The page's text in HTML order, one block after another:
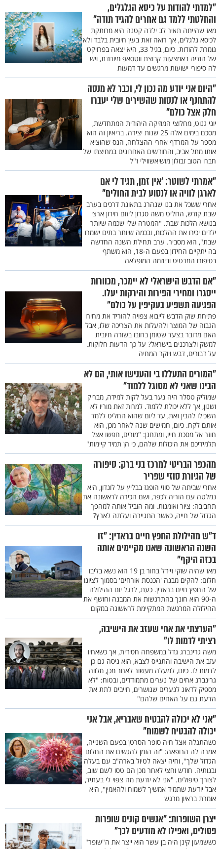
"למדתי להודות על כיסא הגלגלים,
והחלטתי ללמד גם אחרים להגיד תודה"
מאז שהייתה תאיר לב ילדה קטנה היא מרותקת
לכיסא גלגלים, אך רואה זאת בעין חיובית בלבד ולא
גומרת להודות. כיום, בגיל 33, היא יצאה בפרויקט
של הודיה באמצעות קבוצת ווטסאפ מיוחדת, ויש
לה סיפורי ישועות מרגשים עד דמעות
"היום אני יודע מה נכון לי, וכבר לא מנסה
להתחנף או לנסות שהשירים שלי יעברו
חלק אצל כולם"
יוני גנוט, מחלוצי המוזיקה היהודית המתחדשת,
מסכם בימים אלה 25 שנות יצירה. בריאיון זה הוא
מספר על המרדף אחרי ההצלחה, הנס שהוציא
אותו מתל אביב, והחודשים האחרונים במחיצתו של
חברו הטוב זבולון מושיאשווילי ז"ל
"אמרתי לשוטר: 'אין זמן, תגיד לי אם
לארגן לוויה או לנסוע לבית החולים"
אחרי ששכל את בנו שנהרג בתאונת דרכים בערב
שבת קודש, החליט משה סגרון ליזום חידון ארצי
בנושא הלכות שבת. "המטרה שלי שכמה שיותר
ילדים יכירו את ההלכות, ובכמה שיותר בתים ישמרו
שבת", הוא מסביר. ערב תחילת השנה החדשה
בה יתקיים החידון בפעם ה-18, הוא משתף
בסיפורו המרטיט וביוזמה המופלאה
"אם הדבש הישראלי לא יימכר, מכוורות
ייסגרו ומחירי הפירות והירקות יעלו.
הפגיעה תשפיע בעקיפין על כולם"
פתיחת שוק הדבש לייבוא צפויה להוריד את מחירו
הגבוה של המוצר ולהעלות את הצריכה שלו, אבל
האם מדובר בצעד שטומן בחובו בשורה חיובית
למשק ולצרכנים בישראל? על כך הדעות חלוקות.
על דבורים, דבש ויוקר המחיה
"המורים התעללו בי והענישו אותי, הם לא
הבינו שאני לא מסוגל ללמוד"
שמוליק טסלר היה נער בעל לקות למידה, מבריק
ושנון, אך ללא יכולת ללמוד. למרות זאת מוריו לא
השכילו להבין זאת, עד ליום שהוא החליט ללמד
אותם לקח. כיום, חמישים שנה לאחר מכן, הוא
חוזר אל מסכת חייו, ומתחנן: "מורים, חפשו אצל
תלמידיכם את היכולות שלהם, כי הן תמיד קיימות"
מהכפר הבריטי למרכז בני ברק: סיפורה
של הגיורת סוזי שפריר
אחרי שביתה של סוזי הופגז בבליץ על לונדון, היא
נמלטה עם הוריה לכפר, ושם הכירה לראשונה את
תחביבה: ציור ואומנות. ומה הוביל אותה למהפך
הגדול של חייה, כאשר התגיירה ועלתה לארץ?
ד"ש מהילולת החפץ חיים בראדין: "זו
השנה הראשונה שאנו מקיימים אותה
בכזה היקף"
מאז שהיה שוקי זיידל בחור בן 19 הוא נשא בליבו
חלום: להקים מבנה 'הכנסת אורחים' בסמוך לציונו
של החפץ חיים בראדין. כעת, לרגל יום ההילולה
ה-90 הוא חונך בהתרגשות את המבנה וחושף את
ההילולה המרגשת המתקיימת לראשונה במקום
"הערצתי את אחי שעזב את הישיבה,
רציתי לדמות לו"
משה גרינברג גדל במשפחה חסידית, אך כשאחיו
עזב את הישיבה והתגייס לצבא, הוא ניסה גם כן
לדמות לו. כיום, למעלה מעשור לאחר מכן, מלווה
גרינברג אחים של נערים מתמודדים, ובטוח: "לא
מספיק לדאוג לנערים שנושרים, חייבים לתת את
הדעת גם על האחים שלהם"
"אני לא יכולה להבטיח שאבריא, אבל אני
יכולה להבטיח לשמוח"
כשהתגלה אצל חיה סופר הסרטן בפעם השנייה,
אמרה לה הרופאה: "זה הזמן להגשים את החלום
הגדול שלך", וחיה יצאה לטיול בארה"ב עם בעלה
ובנותיה. חודש וחצי לאחר מכן הם טסו לשם שוב,
לצורך טיפולים. "אני לא יודעת מה צפוי לי בעתיד,
אבל יודעת שתמיד אמשיך לשמוח ולהאמין", היא
אומרת בראיון מרגש
יצרן השופרות: "אנשים קונים שופרות
פסולים, ואפילו לא מודעים לכך"
כששמעון קינן היה בן עשר הוא ייצר את ה"שופר"